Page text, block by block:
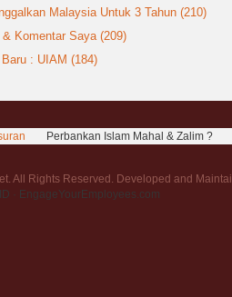
Malaysia Untuk 3 Tahun (210)
Komentar Saya (209)
: UIAM (184)
Perbankan Islam Mahal & Zalim ?
All Rights Reserved. Developed and
· EngageYourEmployees.com